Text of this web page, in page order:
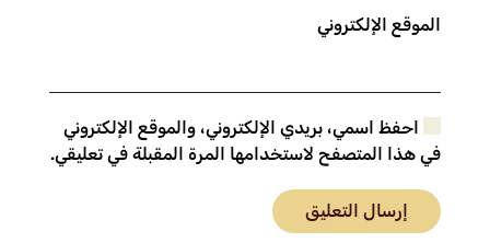
الموقع الإلكتروني
احفظ اسمي، بريدي الإلكتروني، والموقع الإلكتروني
في هذا المتصفح لاستخدامها المرة المقبلة في تعليقي.
إرسال التعليق